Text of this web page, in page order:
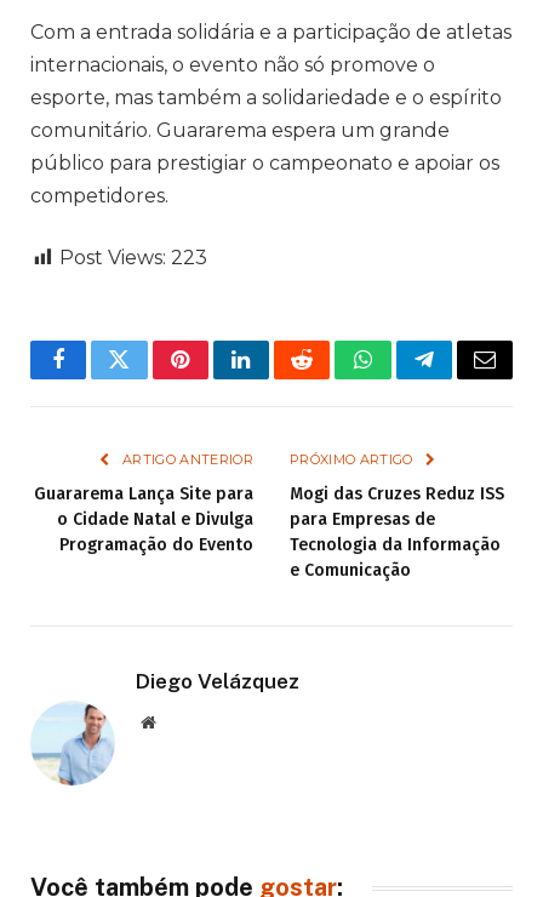
Com a entrada solidária e a participação de atletas
internacionais, o evento não só promove o
esporte, mas também a solidariedade e o espírito
comunitário. Guararema espera um grande
público para prestigiar o campeonato e apoiar os
competidores.
Post Views: 223
FacebookTwitterPinterestLinkedInRedditWhatsAppTelegramEmail
ARTIGO ANTERIOR
Guararema Lança Site para
o Cidade Natal e Divulga
Programação do Evento
PRÓXIMO ARTIGO
Mogi das Cruzes Reduz ISS
para Empresas de
Tecnologia da Informação
e Comunicação
Diego Velázquez
Website
Você também pode gostar: